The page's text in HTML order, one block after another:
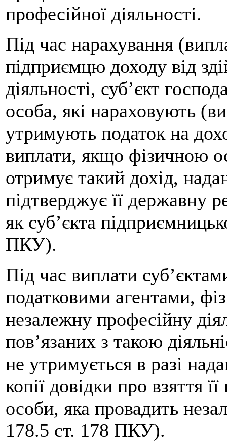
професійної діяльності.
Під час нарахування
підприємцю доходу від
діяльності, суб’єкт
особа, які нараховують
утримують податок на
виплати, якщо фізичною
отримує такий дохід,
підтверджує її державну
як суб’єкта
ПКУ).
Під час виплати
податковими агентами,
незалежну професійну
пов’язаних з такою
не утримується в разі
копії довідки про взяття
особи, яка провадить
178.5 ст. 178 ПКУ).